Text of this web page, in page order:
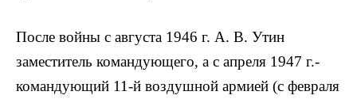
После войны с августа 1946 г. А. В. Утин
заместитель командующего, а с апреля 1947 г.-
командующий 11-й воздушной армией (с февраля